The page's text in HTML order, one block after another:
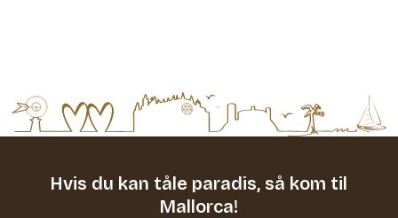
Hvis du kan tåle paradis, så kom til
Mallorca!